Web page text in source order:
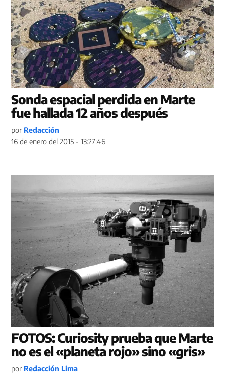
Sonda espacial perdida en Marte
fue hallada 12 años después
por Redacción
16 de enero del 2015 - 13:27:46
FOTOS: Curiosity prueba que Marte
no es el «planeta rojo» sino «gris»
por Redacción Lima